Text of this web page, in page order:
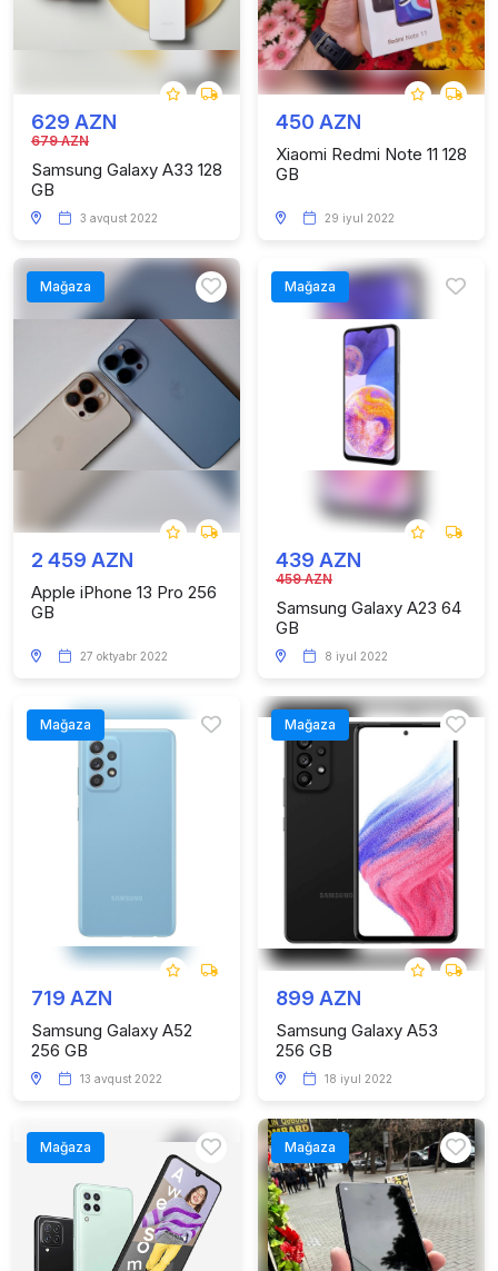
629 AZN
679 AZN
Samsung Galaxy A33 128
GB
3 avqust 2022
450 AZN
Xiaomi Redmi Note 11 128
GB
29 iyul 2022
Mağaza
2 459 AZN
Apple iPhone 13 Pro 256
GB
27 oktyabr 2022
Mağaza
439 AZN
459 AZN
Samsung Galaxy A23 64
GB
8 iyul 2022
Mağaza
719 AZN
Samsung Galaxy A52
256 GB
13 avqust 2022
Mağaza
899 AZN
Samsung Galaxy A53
256 GB
18 iyul 2022
Mağaza Mağaza